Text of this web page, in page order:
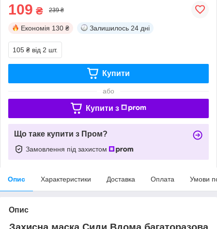
109 ₴ 239 ₴
Економія 130 ₴ Залишилось 24 дні
105 ₴ від 2 шт.
Купити
або
Купити з
Що таке купити з Пром?
Замовлення під захистом
Опис Характеристики Доставка Оплата Умови
Опис